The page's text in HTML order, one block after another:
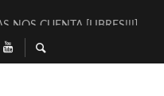
NOS CUENTA [LIBRES!!!]
SANDRA MONFORT